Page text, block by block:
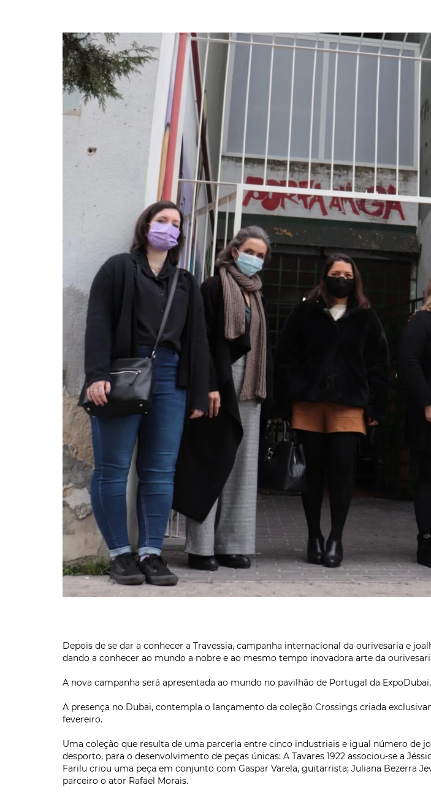
Depois de se dar a conhecer a Travessia, campanha internacional da ourivesaria e
dando a conhecer ao mundo a nobre e ao mesmo tempo inovadora arte da
A nova campanha será apresentada ao mundo no pavilhão de Portugal da
A presença no Dubai, contempla o lançamento da coleção Crossings criada
fevereiro.
Uma coleção que resulta de uma parceria entre cinco industriais e igual número de
desporto, para o desenvolvimento de peças únicas: A Tavares 1922 associou-se a
Farilu criou uma peça em conjunto com Gaspar Varela, guitarrista; Juliana Bezerra
parceiro o ator Rafael Morais.